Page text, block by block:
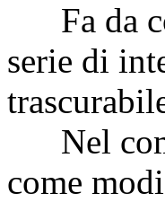
Fa da
serie di
Nel
come